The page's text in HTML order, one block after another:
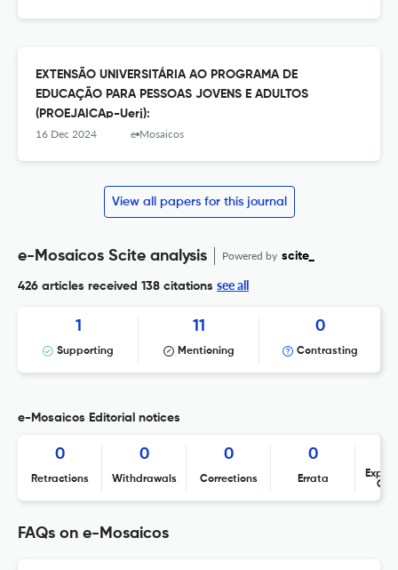
EXTENSÃO UNIVERSITÁRIA AO PROGRAMA DE
EDUCAÇÃO PARA PESSOAS JOVENS E ADULTOS
(PROEJAICAp-Uerj):
16 Dec 2024 e-Mosaicos
View all papers for this journal
e-Mosaicos Scite analysis Powered by scite_
426 articles received 138 citations see all
1
Supporting
11
Mentioning
0
Contrasting
e-Mosaicos Editorial notices
0
Retractions
0
Withdrawals
0
Corrections
0
Errata
FAQs on e-Mosaicos